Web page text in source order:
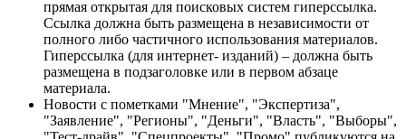
прямая открытая для поисковых систем гиперссылка.
Ссылка должна быть размещена в независимости от
полного либо частичного использования материалов.
Гиперссылка (для интернет- изданий) – должна быть
размещена в подзаголовке или в первом абзаце
материала.
Новости с пометками "Мнение", "Экспертиза",
"Заявление", "Регионы", "Деньги", "Власть", "Выборы",